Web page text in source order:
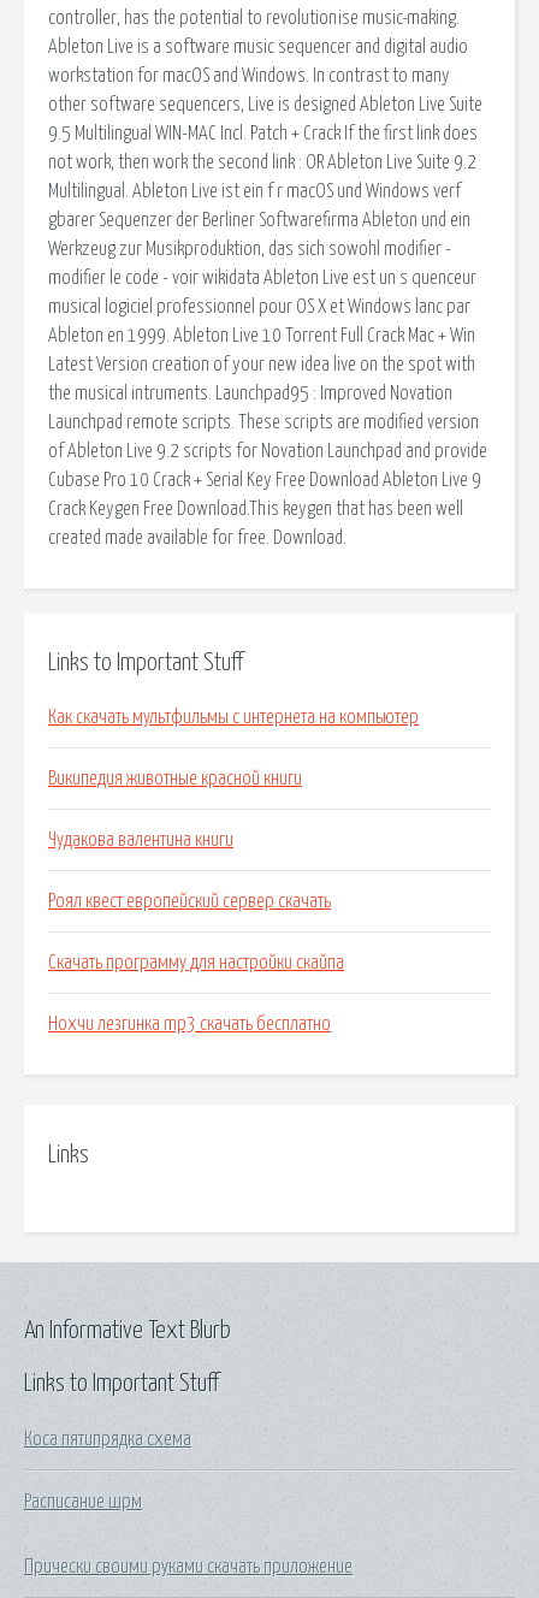
controller, has the potential to revolutionise music-making.
Ableton Live is a software music sequencer and digital audio
workstation for macOS and Windows. In contrast to many
other software sequencers, Live is designed Ableton Live Suite
9.5 Multilingual WIN-MAC Incl. Patch + Crack If the first link does
not work, then work the second link : OR Ableton Live Suite 9.2
Multilingual. Ableton Live ist ein f r macOS und Windows verf
gbarer Sequenzer der Berliner Softwarefirma Ableton und ein
Werkzeug zur Musikproduktion, das sich sowohl modifier -
modifier le code - voir wikidata Ableton Live est un s quenceur
musical logiciel professionnel pour OS X et Windows lanc par
Ableton en 1999. Ableton Live 10 Torrent Full Crack Mac + Win
Latest Version creation of your new idea live on the spot with
the musical intruments. Launchpad95 : Improved Novation
Launchpad remote scripts. These scripts are modified version
of Ableton Live 9.2 scripts for Novation Launchpad and provide
Cubase Pro 10 Crack + Serial Key Free Download Ableton Live 9
Crack Keygen Free Download.This keygen that has been well
created made available for free. Download.
Links to Important Stuff
Как скачать мультфильмы с интернета на компьютер
Википедия животные красной книги
Чудакова валентина книги
Роял квест европейский сервер скачать
Скачать программу для настройки скайпа
Нохчи лезгинка mp3 скачать бесплатно
Links
Links to Important Stuff
Коса пятипрядка схема
Расписание шрм
Прически своими руками скачать приложение
An Informative Text Blurb